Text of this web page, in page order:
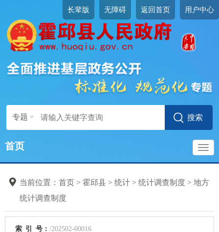
长辈版 无障碍 返回首页 用户中心
专题
首页
当前位置： 首页 > 霍邱县 > 统计 > 统计调查制度 > 地方
统计调查制度
索 引 号： /202502-00016